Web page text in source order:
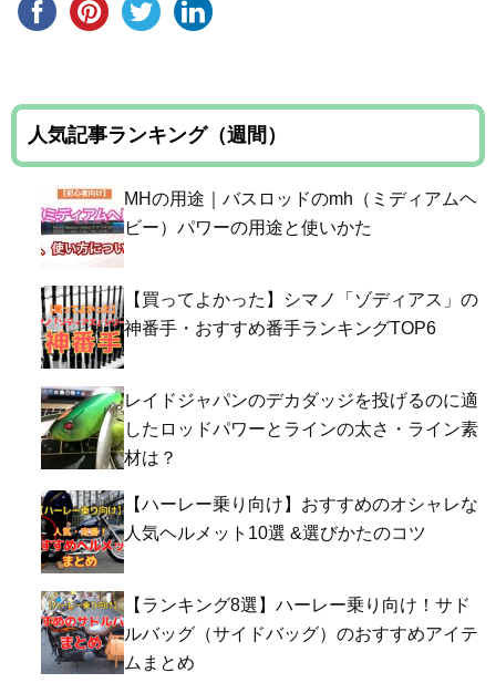
人気記事ランキング（週間）
MHの用途｜バスロッドのmh（ミディアムヘ
ビー）パワーの用途と使いかた
【買ってよかった】シマノ「ゾディアス」の
神番手・おすすめ番手ランキングTOP6
レイドジャパンのデカダッジを投げるのに適
したロッドパワーとラインの太さ・ライン素
材は？
【ハーレー乗り向け】おすすめのオシャレな
人気ヘルメット10選 &選びかたのコツ
【ランキング8選】ハーレー乗り向け！サド
ルバッグ（サイドバッグ）のおすすめアイテ
ムまとめ